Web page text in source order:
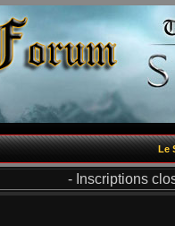
Le
- Inscriptions